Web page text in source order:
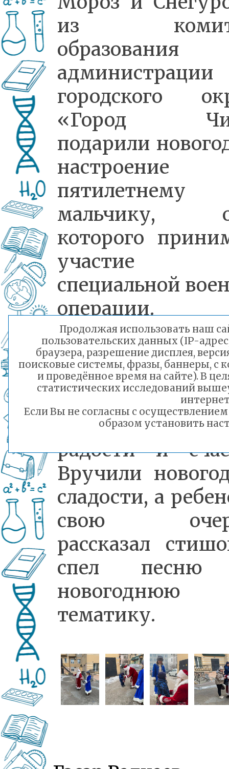
из
образования
администрации
городского
«Город
подарили
настроение
пятилетнему
мальчику,
которого
специальной
операции.
Дед
Снегурочка
принести
радости и
Вручили
сладости, а
свою
рассказал
спел песню
новогоднюю
тематику.
Продолжая использовать наш
пользовательских данных (IP-
браузера, разрешение дисплея,
поисковые системы, фразы, баннеры, с
и проведённое время на сайте). В
статистических исследований
Если Вы не согласны с
образом установить